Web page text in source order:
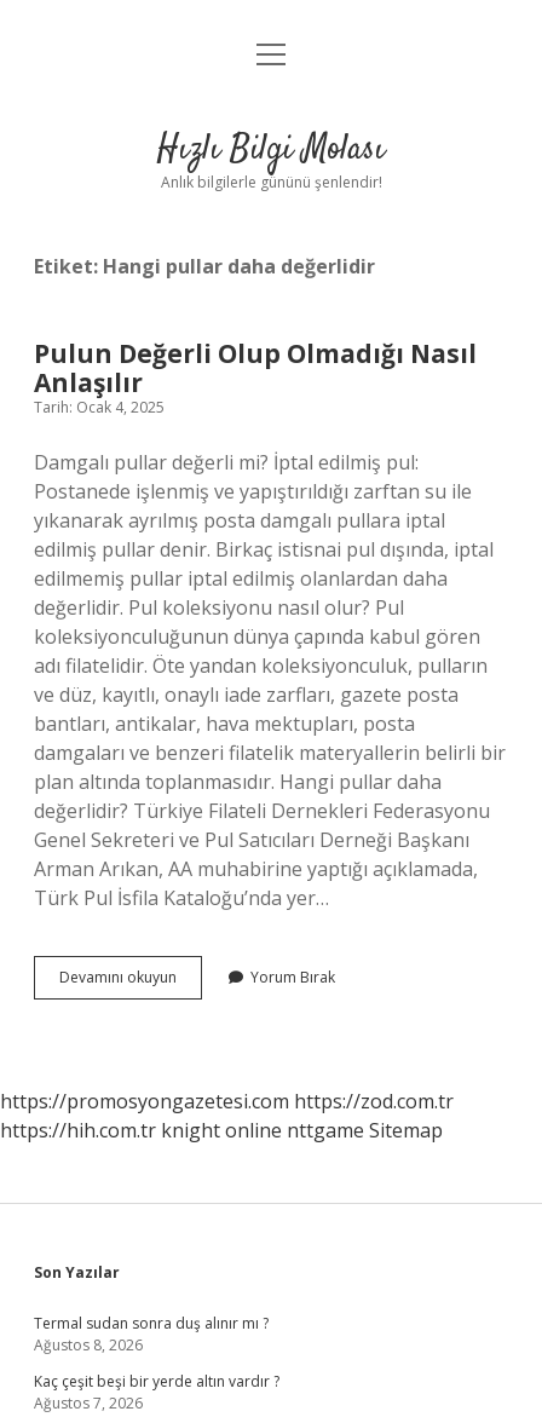
Anasayfa
Yasal Uyarı
menüyü
Hızlı Bilgi Molası
Anlık bilgilerle gününü şenlendir!
Etiket: Hangi pullar daha değerlidir
Pulun Değerli Olup Olmadığı Nasıl
Anlaşılır
Tarih: Ocak 4, 2025
Damgalı pullar değerli mi? İptal edilmiş pul:
Postanede işlenmiş ve yapıştırıldığı zarftan su ile
yıkanarak ayrılmış posta damgalı pullara iptal
edilmiş pullar denir. Birkaç istisnai pul dışında, iptal
edilmemiş pullar iptal edilmiş olanlardan daha
değerlidir. Pul koleksiyonu nasıl olur? Pul
koleksiyonculuğunun dünya çapında kabul gören
adı filatelidir. Öte yandan koleksiyonculuk, pulların
ve düz, kayıtlı, onaylı iade zarfları, gazete posta
bantları, antikalar, hava mektupları, posta
damgaları ve benzeri filatelik materyallerin belirli bir
plan altında toplanmasıdır. Hangi pullar daha
değerlidir? Türkiye Filateli Dernekleri Federasyonu
Genel Sekreteri ve Pul Satıcıları Derneği Başkanı
Arman Arıkan, AA muhabirine yaptığı açıklamada,
Türk Pul İsfila Kataloğu’nda yer…
Devamını okuyun
Değerli
Yorum Bırak
https://promosyongazetesi.com https://zod.com.tr
https://hih.com.tr knight online nttgame Sitemap
Sidebar
Son Yazılar
Termal sudan sonra duş alınır mı ?
Ağustos 8, 2026
Kaç çeşit beşi bir yerde altın vardır ?
Ağustos 7, 2026